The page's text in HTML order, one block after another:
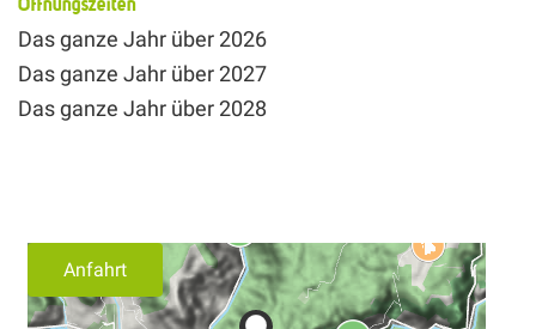
Das ganze Jahr über 2026
Das ganze Jahr über 2027
Das ganze Jahr über 2028
Anfahrt